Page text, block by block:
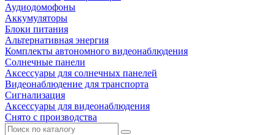
Аудиодомофоны
Аккумуляторы
Блоки питания
Альтернативная энергия
Комплекты автономного видеонаблюдения
Солнечные панели
Аксессуары для солнечных панелей
Видеонаблюдение для транспорта
Сигнализация
Аксессуары для видеонаблюдения
Снято с производства